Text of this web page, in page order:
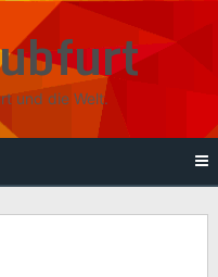
und die Welt.